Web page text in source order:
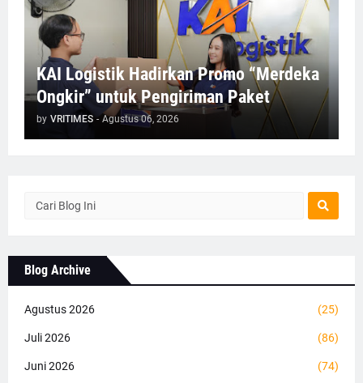
KAI Logistik Hadirkan Promo “Merdeka
Ongkir” untuk Pengiriman Paket
by VRITIMES - Agustus 06, 2026
Blog Archive
Agustus 2026 (25)
Juli 2026 (86)
Juni 2026 (74)